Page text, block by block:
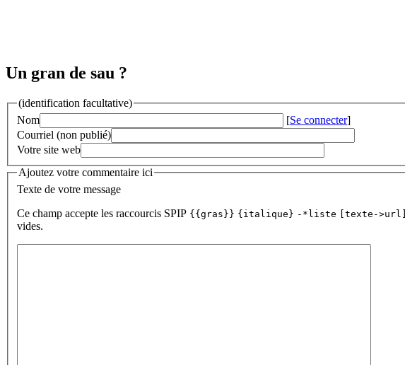
Un gran de sau ?
(identification facultative)
Nom
[Se connecter]
Courriel (non publié)
Votre site web
Ajoutez votre commentaire ici
Texte de votre message
Ce champ accepte les raccourcis SPIP {{gras}} {italique} -*liste [texte->url]
vides.